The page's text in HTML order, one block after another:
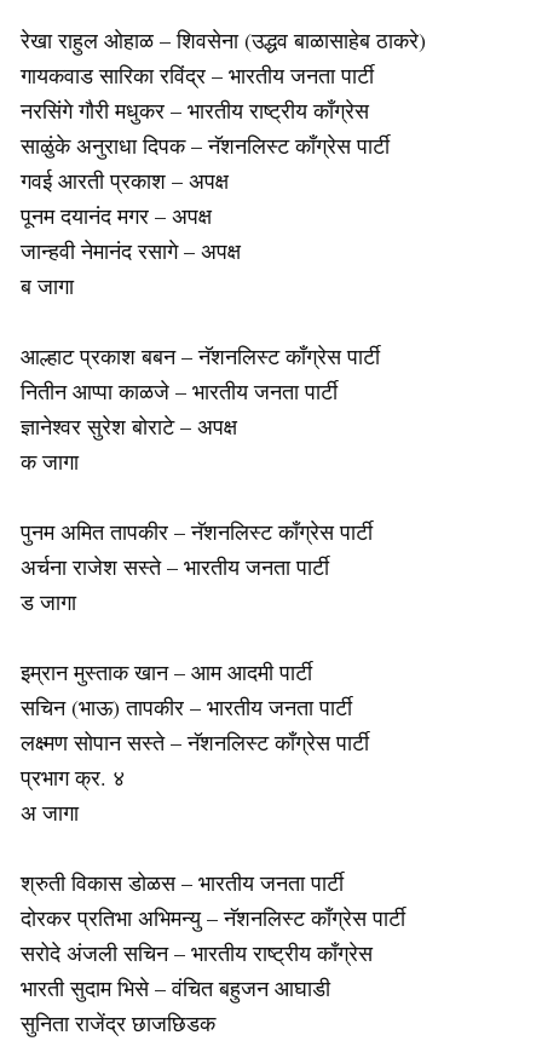
रेखा राहुल ओहाळ – शिवसेना (उद्धव बाळासाहेब ठाकरे)
गायकवाड सारिका रविंद्र – भारतीय जनता पार्टी
नरसिंगे गौरी मधुकर – भारतीय राष्ट्रीय काँग्रेस
साळुंके अनुराधा दिपक – नॅशनलिस्ट काँग्रेस पार्टी
गवई आरती प्रकाश – अपक्ष
पूनम दयानंद मगर – अपक्ष
जान्हवी नेमानंद रसागे – अपक्ष
ब जागा
आल्हाट प्रकाश बबन – नॅशनलिस्ट काँग्रेस पार्टी
नितीन आप्पा काळजे – भारतीय जनता पार्टी
ज्ञानेश्वर सुरेश बोराटे – अपक्ष
क जागा
पुनम अमित तापकीर – नॅशनलिस्ट काँग्रेस पार्टी
अर्चना राजेश सस्ते – भारतीय जनता पार्टी
ड जागा
इम्रान मुस्ताक खान – आम आदमी पार्टी
सचिन (भाऊ) तापकीर – भारतीय जनता पार्टी
लक्ष्मण सोपान सस्ते – नॅशनलिस्ट काँग्रेस पार्टी
प्रभाग क्र. ४
अ जागा
श्रुती विकास डोळस – भारतीय जनता पार्टी
दोरकर प्रतिभा अभिमन्यु – नॅशनलिस्ट काँग्रेस पार्टी
सरोदे अंजली सचिन – भारतीय राष्ट्रीय काँग्रेस
भारती सुदाम भिसे – वंचित बहुजन आघाडी
सुनिता राजेंद्र छाजछिडक